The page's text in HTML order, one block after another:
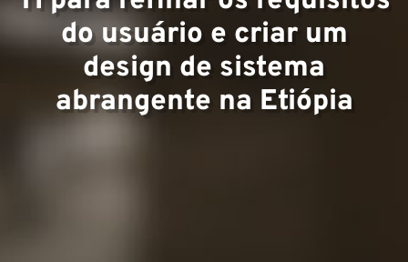
do usuário e criar um
design de sistema
abrangente na Etiópia